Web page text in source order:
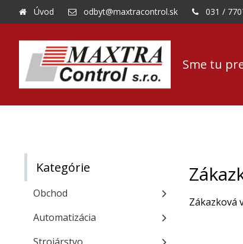
Sme tu
Úvod odbyt@maxtracontrol.sk 031 /
Zákazková
Kategórie
Obchod
Automatizácia